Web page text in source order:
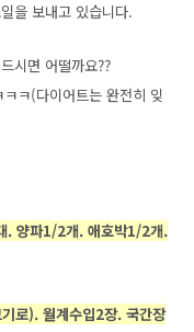
을 보내고 있습니다.
시면 어떨까요??
ㅋ(다이어트는 완전히 잊
. 양파1/2개. 애호박1/2개.
계수입2장. 국간장